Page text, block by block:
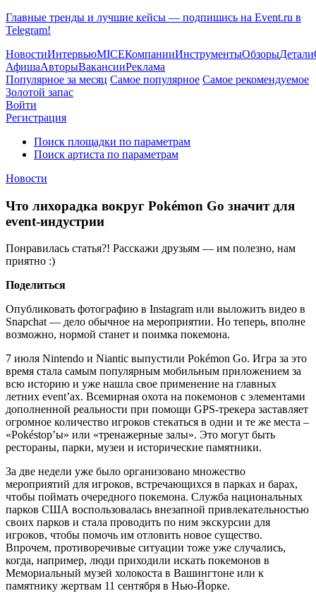
Главные тренды и лучшие кейсы — подпишись на Event.ru в
Telegram!
НовостиИнтервьюMICEКомпанииИнструментыОбзорыДетали
АфишаАвторыВакансииРеклама
Популярное за месяц Самое популярное Самое рекомендуемое
Золотой запас
Войти
Регистрация
Поиск площадки по параметрам
Поиск артиста по параметрам
Новости
Что лихорадка вокруг Pokémon Go значит для
event-индустрии
Понравилась статья?! Расскажи друзьям — им полезно, нам
приятно :)
Поделиться
Опубликовать фотографию в Instagram или выложить видео в
Snapchat — дело обычное на мероприятии. Но теперь, вполне
возможно, нормой станет и поимка покемона.
7 июля Nintendo и Niantic выпустили Pokémon Go. Игра за это
время стала самым популярным мобильным приложением за
всю историю и уже нашла свое применение на главных
летних event’ах. Всемирная охота на покемонов с элементами
дополненной реальности при помощи GPS-трекера заставляет
огромное количество игроков стекаться в одни и те же места –
«Pokéstop’ы» или «тренажерные залы». Это могут быть
рестораны, парки, музеи и исторические памятники.
За две недели уже было организовано множество
мероприятий для игроков, встречающихся в парках и барах,
чтобы поймать очередного покемона. Служба национальных
парков США воспользовалась внезапной привлекательностью
своих парков и стала проводить по ним экскурсии для
игроков, чтобы помочь им отловить новое существо.
Впрочем, противоречивые ситуации тоже уже случались,
когда, например, люди приходили искать покемонов в
Мемориальный музей холокоста в Вашингтоне или к
памятнику жертвам 11 сентября в Нью-Йорке.